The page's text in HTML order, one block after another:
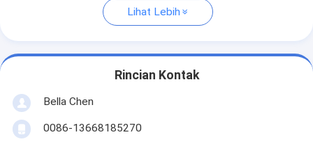
Lihat Lebih
Rincian Kontak
Bella Chen
0086-13668185270